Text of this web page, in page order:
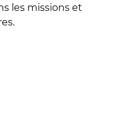
les missions et